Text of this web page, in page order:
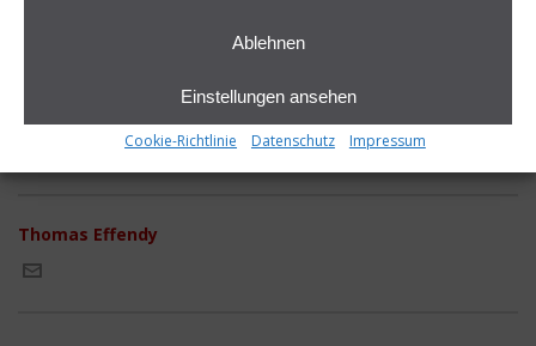
Ablehnen
Einstellungen ansehen
Cookie-Richtlinie Datenschutz Impressum
Thomas Effendy